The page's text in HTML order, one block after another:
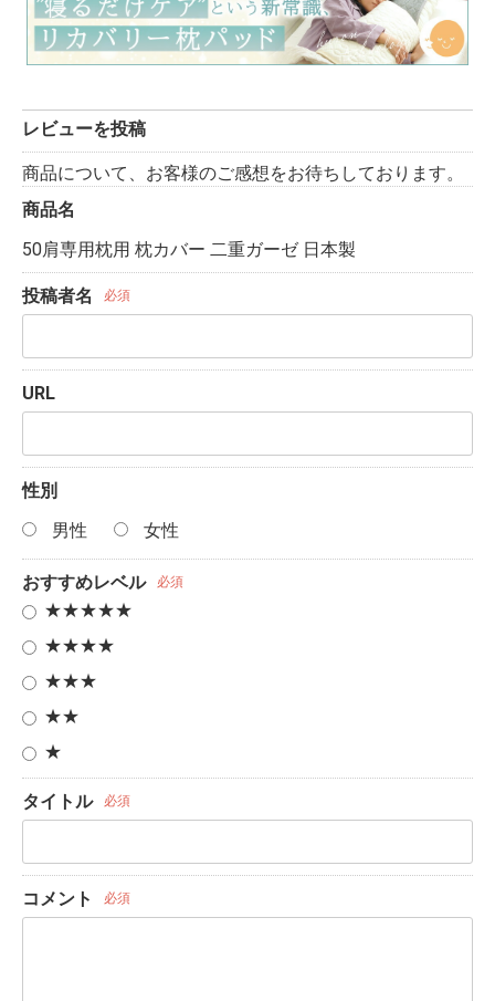
レビューを投稿
商品について、お客様のご感想をお待ちしております。
商品名
50肩専用枕用 枕カバー 二重ガーゼ 日本製
投稿者名 必須
URL
性別
男性
女性
おすすめレベル 必須
★★★★★
★★★★
★★★
★★
★
タイトル 必須
コメント 必須